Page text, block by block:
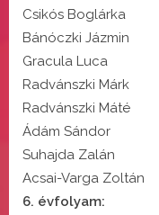
Csikós Boglárka
Bánóczki Jázmin
Gracula Luca
Radvánszki Márk
Radvánszki Máté
Ádám Sándor
Suhajda Zalán
Acsai-Varga Zoltán
6. évfolyam: